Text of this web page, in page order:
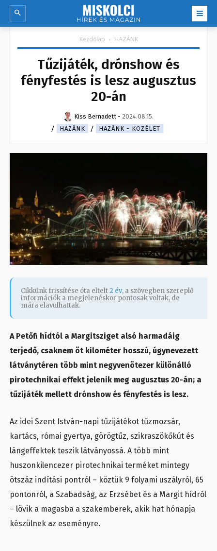
Kezdőlap HAZÁNK
Tűzijáték, drónshow és
fényfestés is lesz augusztus
20-án
Kiss Bernadett - 2024.08.15.
HAZÁNK
HAZÁNK - KÖZÉLET
Cikkünk frissítése óta eltelt2 év, a szövegben szereplő
információk a megjelenéskor pontosak voltak, de
mára elavulhattak.
A Petőfi hídtól a Margitsziget alsó harmadáig
terjedő, csaknem öt kilométer hosszú, úgynevezett
látványtéren több mint negyvenötezer különálló
pirotechnikai effekt jelenik meg augusztus 20-án; a
tűzijáték mellett drónshow és fényfestés is lesz.
Az idei Szent István-napi tűzijátékot tűzmozsár,
kartács, római gyertya, görögtűz, szikraszökőkút és
lángeffektek teszik látványossá. A több mint
huszonkilencezer pirotechnikai terméket mintegy
ötszáz indítási pontról – köztük 9 folyami uszályról, 65
pontonról, a Szabadság, az Erzsébet és a Margit hídról
– lövik a magasba a szakemberek, akik hat hónapja
készülnek az eseményre.